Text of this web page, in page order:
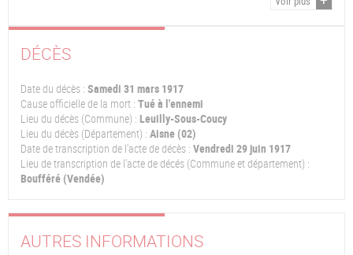
DÉCÈS
Date du décès : Samedi 31 mars 1917
Cause officielle de la mort : Tué à l'ennemi
Lieu du décès (Commune) : Leuilly-Sous-Coucy
Lieu du décès (Département) : Aisne (02)
Date de transcription de l'acte de décès : Vendredi 29 juin 1917
Lieu de transcription de l'acte de décés (Commune et département) :
Boufféré (Vendée)
AUTRES INFORMATIONS